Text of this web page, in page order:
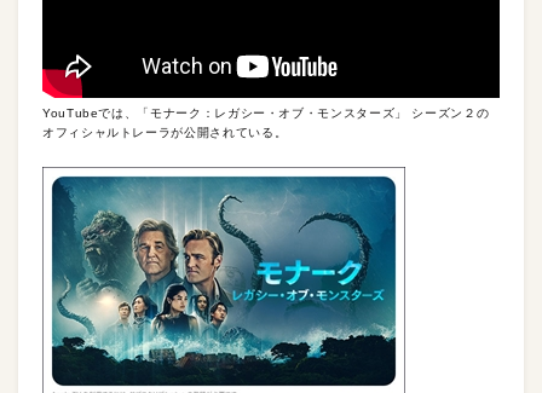
YouTubeでは、「モナーク：レガシー・オブ・モンスターズ」 シーズン２の
オフィシャルトレーラが公開されている。